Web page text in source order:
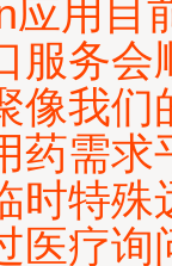
应用目
服务会
像我们
药需求
时特殊
医疗询